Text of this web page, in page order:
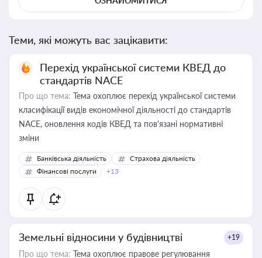
Теми, які можуть вас зацікавити:
Перехід української системи КВЕД до
стандартів NACE
Про що тема: Тема охоплює перехід української системи
класифікації видів економічної діяльності до стандартів
NACE, оновлення кодів КВЕД та пов'язані нормативні
зміни
Банківська діяльність
Страхова діяльність
Фінансові послуги
+13
Земельні відносини у будівництві +19
Про що тема: Тема охоплює правове регулювання